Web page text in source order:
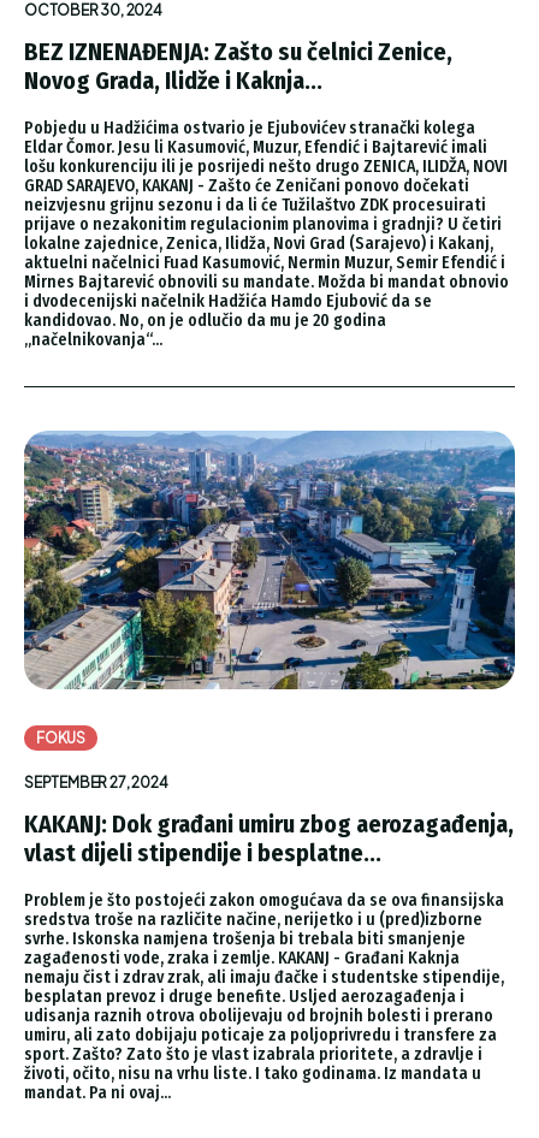
OCTOBER 30, 2024
BEZ IZNENAĐENJA: Zašto su čelnici Zenice,
Novog Grada, Ilidže i Kaknja...
Pobjedu u Hadžićima ostvario je Ejubovićev stranački kolega
Eldar Čomor. Jesu li Kasumović, Muzur, Efendić i Bajtarević imali
lošu konkurenciju ili je posrijedi nešto drugo ZENICA, ILIDŽA, NOVI
GRAD SARAJEVO, KAKANJ - Zašto će Zeničani ponovo dočekati
neizvjesnu grijnu sezonu i da li će Tužilaštvo ZDK procesuirati
prijave o nezakonitim regulacionim planovima i gradnji? U četiri
lokalne zajednice, Zenica, Ilidža, Novi Grad (Sarajevo) i Kakanj,
aktuelni načelnici Fuad Kasumović, Nermin Muzur, Semir Efendić i
Mirnes Bajtarević obnovili su mandate. Možda bi mandat obnovio
i dvodecenijski načelnik Hadžića Hamdo Ejubović da se
kandidovao. No, on je odlučio da mu je 20 godina
„načelnikovanja“...
FOKUS
SEPTEMBER 27, 2024
KAKANJ: Dok građani umiru zbog aerozagađenja,
vlast dijeli stipendije i besplatne...
Problem je što postojeći zakon omogućava da se ova finansijska
sredstva troše na različite načine, nerijetko i u (pred)izborne
svrhe. Iskonska namjena trošenja bi trebala biti smanjenje
zagađenosti vode, zraka i zemlje. KAKANJ - Građani Kaknja
nemaju čist i zdrav zrak, ali imaju đačke i studentske stipendije,
besplatan prevoz i druge benefite. Usljed aerozagađenja i
udisanja raznih otrova obolijevaju od brojnih bolesti i prerano
umiru, ali zato dobijaju poticaje za poljoprivredu i transfere za
sport. Zašto? Zato što je vlast izabrala prioritete, a zdravlje i
životi, očito, nisu na vrhu liste. I tako godinama. Iz mandata u
mandat. Pa ni ovaj...